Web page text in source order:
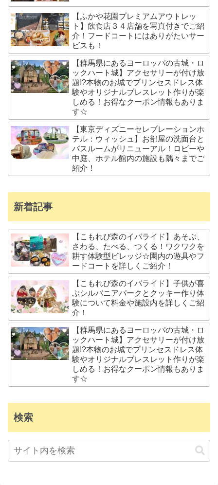
【ふかや花園プレミアムアウトレッ
ト】飲食店３４店舗を写真付きでご紹
介！フードコートにはありがたいサー
ビスも！
【群馬県にあるヨーロッパの古城・ロ
ックハート城】アクセサリーが付け放
題!?本物のお城でプリンセスドレス体
験やオリジナルブレスレット作りが楽
しめる！お得なクーポン情報もありま
す☆
【東京ディズニーセレブレーションホ
テル：ウィッシュ】お部屋の洗面台と
バスルームがリニューアル！ロビーや
中庭、ホテル館内の施設も隅々までご
紹介！
新着記事
【こもれび森のイバライド】あそぶ、
さわる、たべる、つくる！ワクワクを
耕す体験型ビレッジ☆園内の遊具やフ
ードコートを詳しくご紹介！
【こもれび森のイバライド】子供が喜
ぶシルバニアパークとクッキー作り体
験について料金や施設内を詳しくご紹
介！
【群馬県にあるヨーロッパの古城・ロ
ックハート城】アクセサリーが付け放
題!?本物のお城でプリンセスドレス体
験やオリジナルブレスレット作りが楽
しめる！お得なクーポン情報もありま
す☆
検索